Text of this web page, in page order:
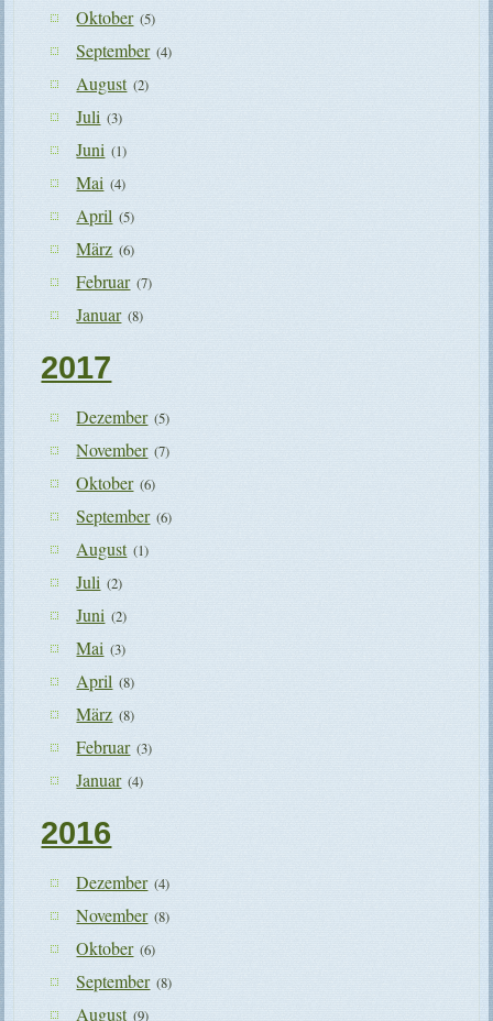
Oktober (5)
September (4)
August (2)
Juli (3)
Juni (1)
Mai (4)
April (5)
März (6)
Februar (7)
Januar (8)
2017
Dezember (5)
November (7)
Oktober (6)
September (6)
August (1)
Juli (2)
Juni (2)
Mai (3)
April (8)
März (8)
Februar (3)
Januar (4)
2016
Dezember (4)
November (8)
Oktober (6)
September (8)
August (9)